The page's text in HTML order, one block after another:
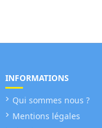
INFORMATIONS
Qui sommes nous ?
Mentions légales